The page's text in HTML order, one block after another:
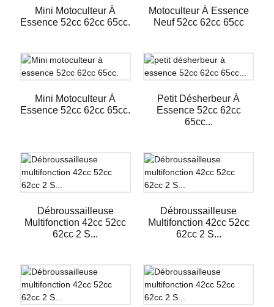
Mini Motoculteur À
Essence 52cc 62cc 65cc.
Motoculteur À Essence
Neuf 52cc 62cc 65cc
Mini Motoculteur À
Essence 52cc 62cc 65cc.
Petit Désherbeur À
Essence 52cc 62cc
65cc...
Débroussailleuse
Multifonction 42cc 52cc
62cc 2 S...
Débroussailleuse
Multifonction 42cc 52cc
62cc 2 S...